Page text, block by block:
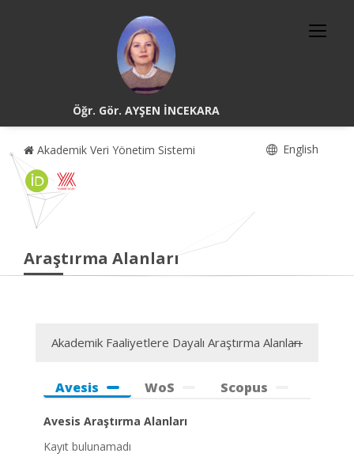
Öğr. Gör. AYŞEN İNCEKARA
Akademik Veri Yönetim Sistemi English
Araştırma Alanları
Akademik Faaliyetlere Dayalı Araştırma Alanları
Avesis WoS Scopus
Avesis Araştırma Alanları
Kayıt bulunamadı